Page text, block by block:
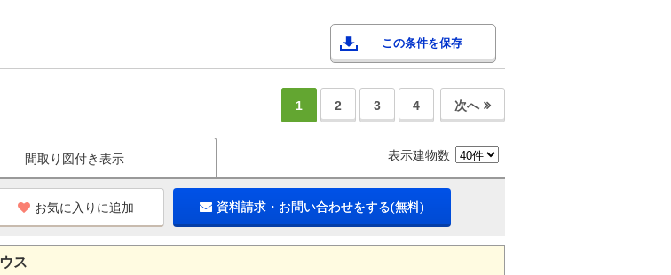
この条件を保存
1 2 3 4 次へ
間取り図付き表示 表示建物数
お気に入りに追加 資料請求・お問い合わせをする(無料)
ス